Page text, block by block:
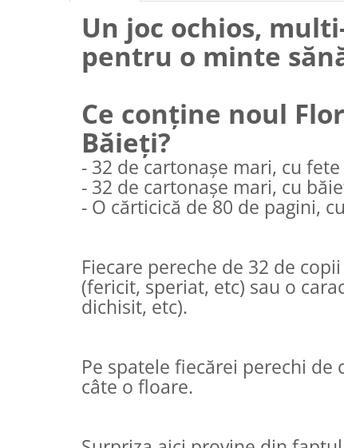
Un joc ochios,
pentru o minte
Ce conține noul
Băieți?
- 32 de cartonașe mari, cu fete
- 32 de cartonașe mari, cu
- O cărticică de 80 de pagini,
Fiecare pereche de 32 de
(fericit, speriat, etc) sau o
dichisit, etc).
Pe spatele fiecărei perechi de
câte o floare.